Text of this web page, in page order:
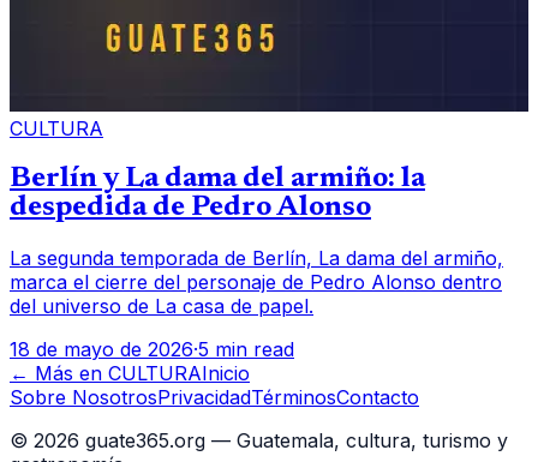
CULTURA
Berlín y La dama del armiño: la
despedida de Pedro Alonso
La segunda temporada de Berlín, La dama del armiño,
marca el cierre del personaje de Pedro Alonso dentro
del universo de La casa de papel.
18 de mayo de 2026·5 min read
← Más en CULTURAInicio
Sobre NosotrosPrivacidadTérminosContacto
© 2026 guate365.org — Guatemala, cultura, turismo y